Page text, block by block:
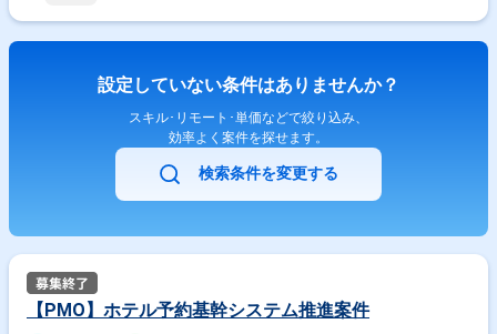
設定していない条件はありませんか？
スキル･リモート･単価などで絞り込み、
効率よく案件を探せます。
検索条件を変更する
【PMO】ホテル予約基幹システム推進案件